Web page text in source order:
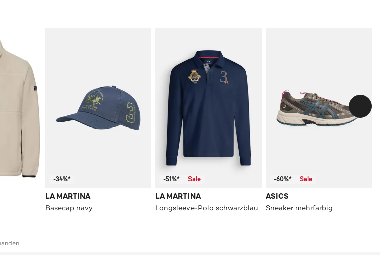
-34%*
LA MARTINA
Basecap navy
-51%* Sale
LA MARTINA
Longsleeve-Polo schwarzblau
-60%* Sale
ASICS
Sneaker mehrfarbig